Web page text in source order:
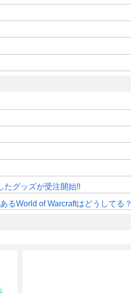
たグッズが受注開始!!
World of Warcraftはどうしてる？